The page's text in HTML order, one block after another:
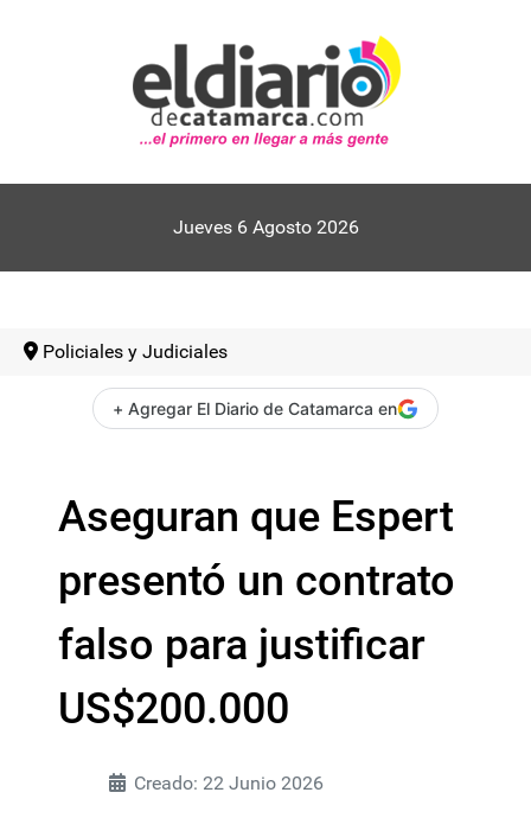
Jueves 6 Agosto 2026
Policiales y Judiciales
+ Agregar El Diario de Catamarca en
Aseguran que Espert
presentó un contrato
falso para justificar
US$200.000
Creado: 22 Junio 2026